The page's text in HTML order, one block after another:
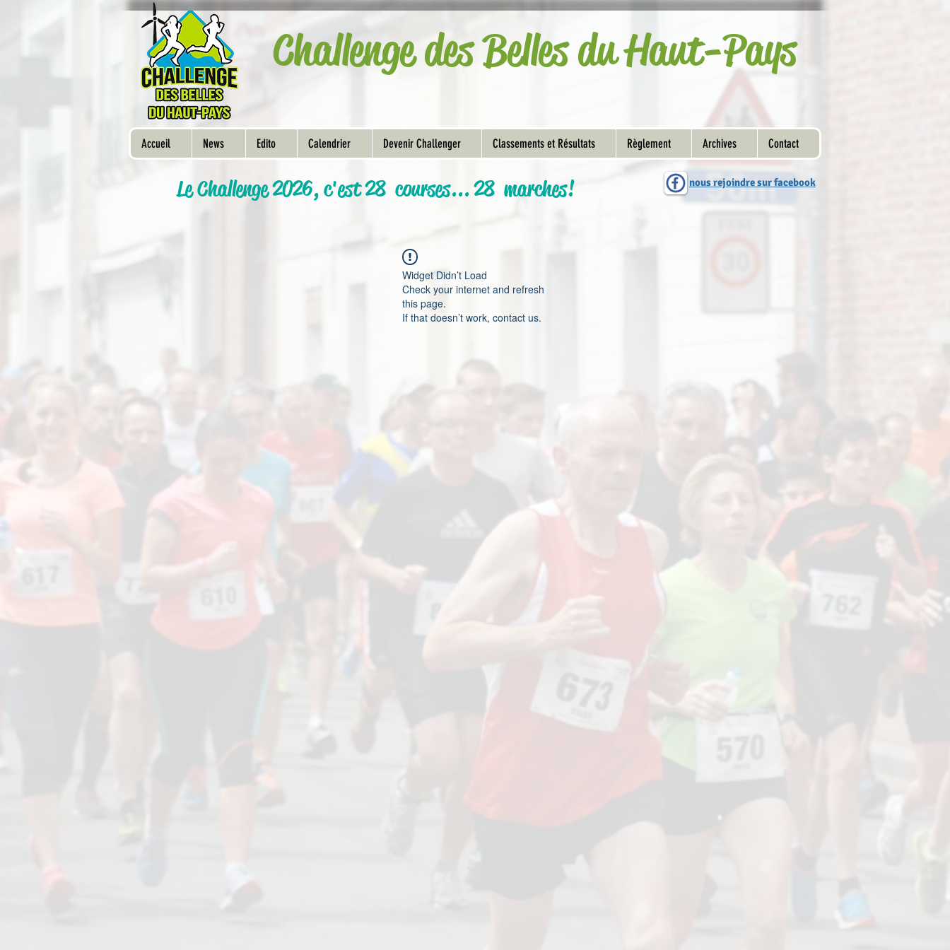
Challenge des Belles du Haut-Pays
Accueil News Edito Calendrier Devenir Challenger Classements et Résultats Règlement Archives Contact
Le Challenge 2026, c'est 28 courses... 28 marches! nous rejoindre sur facebook
Widget Didn’t Load
Check your internet and refresh
this page.
If that doesn’t work, contact us.